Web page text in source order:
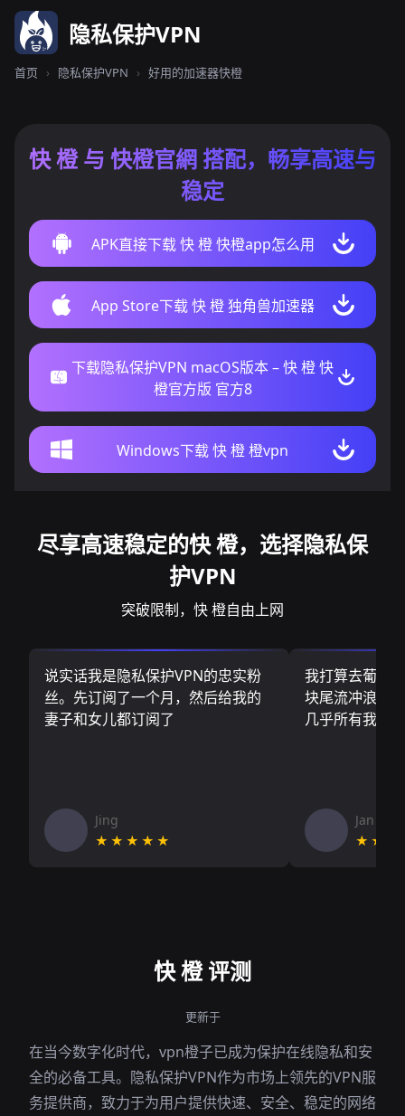
隐私保护VPN
首页 › 隐私保护VPN › 好用的加速器快橙
快 橙 与 快橙官網 搭配，畅享高速与
稳定
APK直接下载 快 橙 快橙app怎么用
App Store下载 快 橙 独角兽加速器
下载隐私保护VPN macOS版本 – 快 橙 快
橙官方版 官方8
Windows下载 快 橙 橙vpn
尽享高速稳定的快 橙，选择隐私保
护VPN
突破限制，快 橙自由上网
说实话我是隐私保护VPN的忠实粉
丝。先订阅了一个月，然后给我的
妻子和女儿都订阅了
Jing
★★★★★
我打算去葡萄
块尾流冲浪板
几乎所有我需
Jan V
快 橙 评测
更新于
在当今数字化时代，vpn橙子已成为保护在线隐私和安
全的必备工具。隐私保护VPN作为市场上领先的VPN服
务提供商，致力于为用户提供快速、安全、稳定的网络